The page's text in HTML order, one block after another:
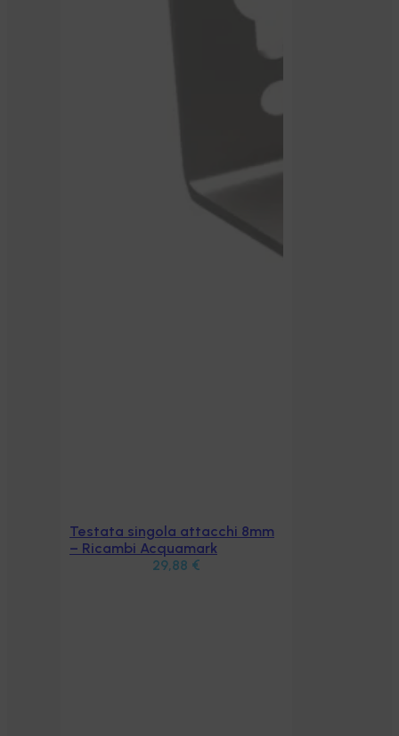
Aggiungi al carrello
Testata singola attacchi 8mm
– Ricambi Acquamark
29,88 €